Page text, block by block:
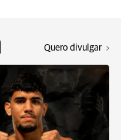
Quero divulgar